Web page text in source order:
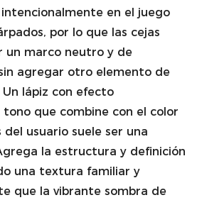
en el juego
por lo que las cejas
un marco neutro y de
agregar otro elemento de
lápiz con efecto
que combine con el color
usuario suele ser una
la estructura y definición
una textura familiar y
que la vibrante sombra de